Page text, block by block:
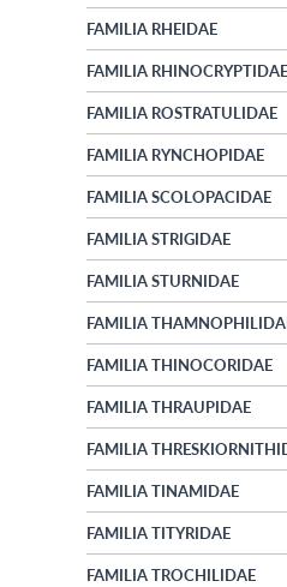
FAMILIA RHEIDAE
FAMILIA RHINOCRYPTIDAE
FAMILIA ROSTRATULIDAE
FAMILIA RYNCHOPIDAE
FAMILIA SCOLOPACIDAE
FAMILIA STRIGIDAE
FAMILIA STURNIDAE
FAMILIA
FAMILIA THINOCORIDAE
FAMILIA THRAUPIDAE
FAMILIA
FAMILIA TINAMIDAE
FAMILIA TITYRIDAE
FAMILIA TROCHILIDAE